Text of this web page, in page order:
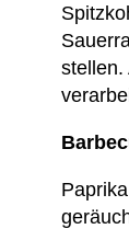
stellen.